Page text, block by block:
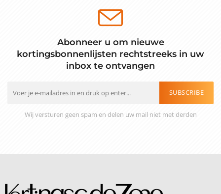
Abonneer u om nieuwe
kortingsbonnenlijsten rechtstreeks in uw
inbox te ontvangen
SUBSCRIBE
Wij versturen geen spam en delen uw mail niet met derden